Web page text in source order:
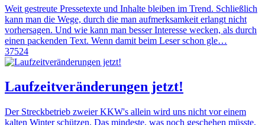
Weit gestreute Pressetexte und Inhalte bleiben im Trend. Schließlich
kann man die Wege, durch die man aufmerksamkeit erlangt nicht
vorhersagen. Und wie kann man besser Interesse wecken, als durch
einen packenden Text. Wenn damit beim Leser schon gle…
37524
Laufzeitveränderungen jetzt!
Der Streckbetrieb zweier KKW's allein wird uns nicht vor einem
kalten Winter schützen. Das mindeste, was noch geschehen müsste,